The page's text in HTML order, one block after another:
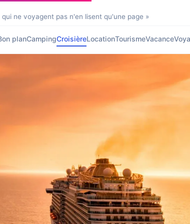
ne voyagent pas n'en lisent qu'une page »
planCampingCroisièreLocationTourismeVacance